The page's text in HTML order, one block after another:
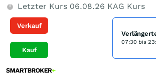
Letzter Kurs 06.08.26 KAG Kurs
Verkauf
Kauf
07:30 bis